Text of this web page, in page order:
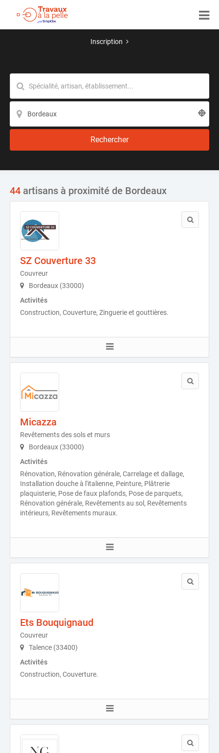
Inscription
Rechercher
44 artisans à proximité de Bordeaux
SZ Couverture 33
Couvreur
Bordeaux (33000)
Activités
Construction, Couverture, Zinguerie et gouttières.
Micazza
Revêtements des sols et murs
Bordeaux (33000)
Activités
Rénovation, Rénovation générale, Carrelage et dallage,
Installation douche à l'italienne, Peinture, Plâtrerie
plaquisterie, Pose de faux plafonds, Pose de parquets,
Rénovation générale, Revêtements au sol, Revêtements
intérieurs, Revêtements muraux.
Ets Bouquignaud
Couvreur
Talence (33400)
Activités
Construction, Couverture.